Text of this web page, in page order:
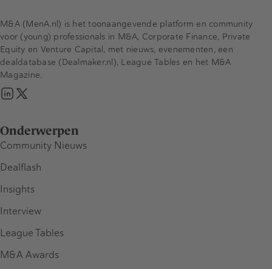
Onderwerpen
Community Nieuws
Dealflash
Insights
Interview
League Tables
M&A Awards
M&A (MenA.nl) is het toonaangevende platform en community
voor (young) professionals in M&A, Corporate Finance, Private
Equity en Venture Capital, met nieuws, evenementen, een
dealdatabase (Dealmaker.nl), League Tables en het M&A
Magazine.